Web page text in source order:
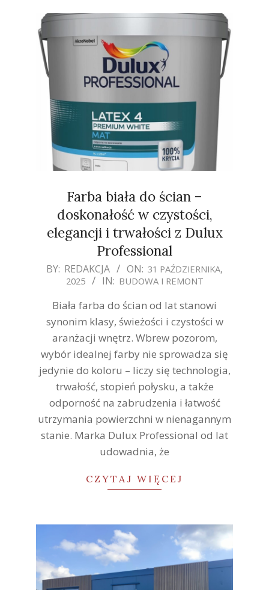
Farba biała do ścian –
doskonałość w czystości,
elegancji i trwałości z Dulux
Professional
2025-
BY: REDAKCJA ON: 31 PAŹDZIERNIKA,
2025
IN: BUDOWA I REMONT
Biała farba do ścian od lat stanowi
synonim klasy, świeżości i czystości w
aranżacji wnętrz. Wbrew pozorom,
wybór idealnej farby nie sprowadza się
jedynie do koloru – liczy się technologia,
trwałość, stopień połysku, a także
odporność na zabrudzenia i łatwość
utrzymania powierzchni w nienagannym
stanie. Marka Dulux Professional od lat
udowadnia, że
CZYTAJ WIĘCEJ